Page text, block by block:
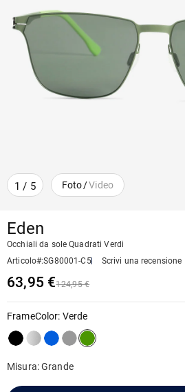
1 / 5 Foto/Video
Eden
Occhiali da sole Quadrati Verdi
Articolo#:SG80001-C5 Scrivi una recensione
63,95 €124,95 €
FrameColor: Verde
Misura: Grande